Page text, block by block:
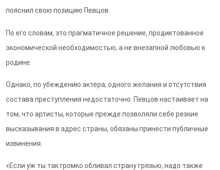
пояснил свою позицию Певцов.
По его словам, это прагматичное решение, продиктованное
экономической необходимостью, а не внезапной любовью к
родине.
Однако, по убеждению актёра, одного желания и отсутствия
состава преступления недостаточно. Певцов настаивает на
том, что артисты, которые прежде позволяли себе резкие
высказывания в адрес страны, обязаны принести публичные
извинения.
«Если уж ты так громко обливал страну грязью, надо также